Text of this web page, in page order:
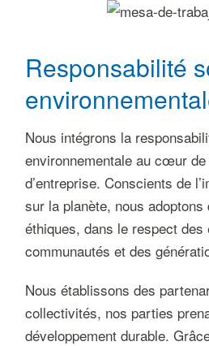
Responsabilité
Nous intégrons la
environnementale au cœur
d’entreprise. Conscients de
sur la planète, nous
éthiques, dans le respect
communautés et des
Nous établissons des
collectivités, nos parties
développement durable.